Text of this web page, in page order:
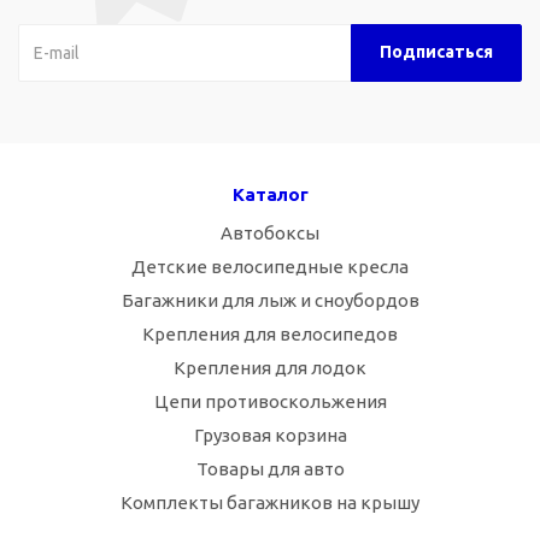
Каталог
Автобоксы
Детские велосипедные кресла
Багажники для лыж и сноубордов
Крепления для велосипедов
Крепления для лодок
Цепи противоскольжения
Грузовая корзина
Товары для авто
Комплекты багажников на крышу